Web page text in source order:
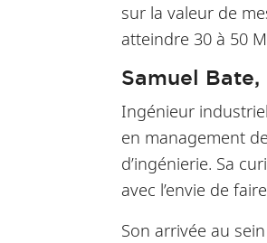
sur la valeur de
atteindre 30 à 50
Samuel
Ingénieur
en management
d’ingénierie. Sa
avec l’envie de
Son arrivée au